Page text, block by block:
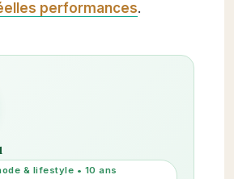
performances.
& lifestyle • 10 ans